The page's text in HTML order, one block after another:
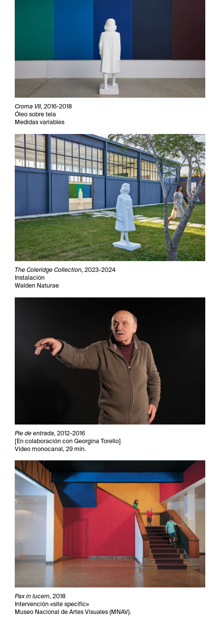
Croma VII, 2016-2018
Óleo sobre tela
Medidas variables
The Coleridge Collection, 2023-2024
Instalación
Walden Naturae
Pie de entrada, 2012-2016
[En colaboración con Georgina Torello]
Video monocanal, 29 min.
Pax in lucem, 2018
Intervención «site specific»
Museo Nacional de Artes Visuales (MNAV).